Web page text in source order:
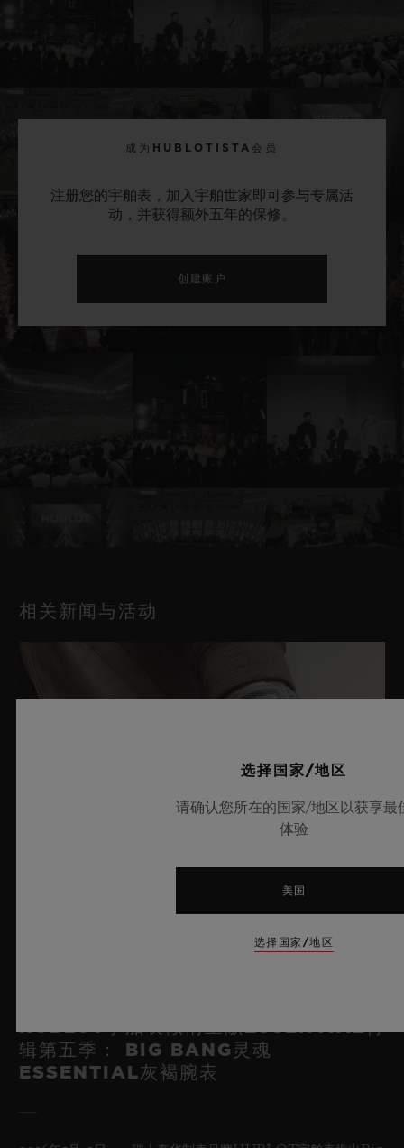
成为HUBLOTISTA会员
注册您的宇舶表，加入宇舶世家即可参与专属活
动，并获得额外五年的保修。
创建账户
相关新闻与活动
HUBLOT宇舶表倾情呈献ESSENTIAL特
辑第五季： BIG BANG灵魂
ESSENTIAL灰褐腕表
选择国家/地区
请确认您所在的国家/地区以获享最
体验
美国
选择国家/地区